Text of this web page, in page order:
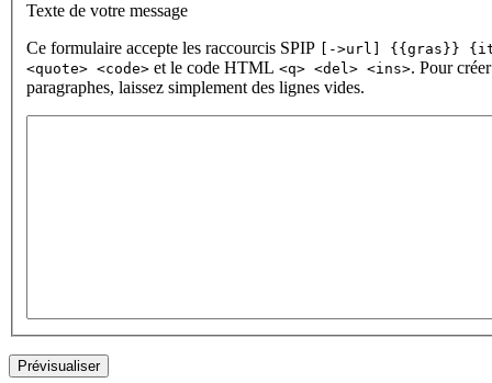
Texte de votre message
Ce formulaire accepte les raccourcis SPIP
[->url] {{gras}}
<quote> <code> et le code HTML <q> <del> <ins>. Pour
paragraphes, laissez simplement des lignes vides.